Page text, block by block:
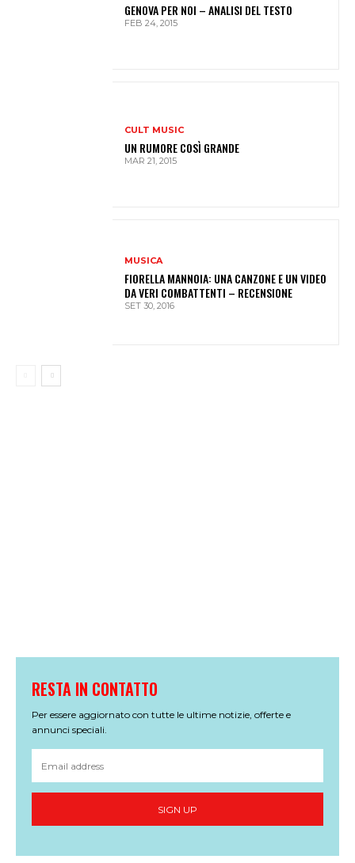
GENOVA PER NOI – ANALISI DEL TESTO
FEB 24, 2015
CULT MUSIC
UN RUMORE COSÌ GRANDE
MAR 21, 2015
MUSICA
FIORELLA MANNOIA: UNA CANZONE E UN VIDEO
DA VERI COMBATTENTI – RECENSIONE
SET 30, 2016
RESTA IN CONTATTO
Per essere aggiornato con tutte le ultime notizie, offerte e
annunci speciali.
SIGN UP